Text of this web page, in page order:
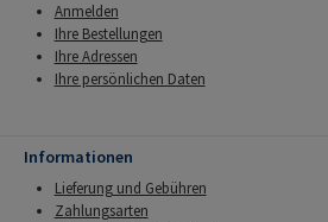
Anmelden
Ihre Bestellungen
Ihre Adressen
Ihre persönlichen Daten
Informationen
Lieferung und Gebühren
Zahlungsarten